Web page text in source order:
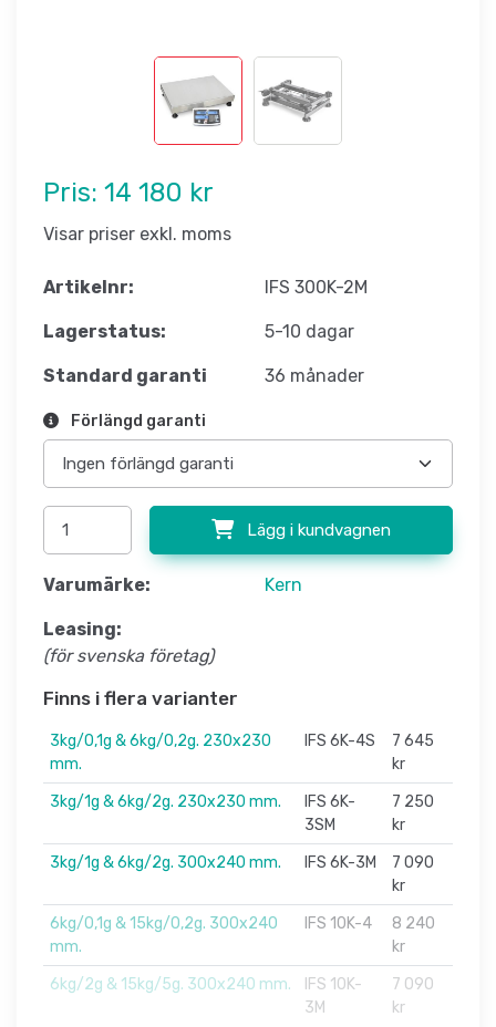
Pris: 14 180 kr
Visar priser exkl. moms
Artikelnr: IFS 300K-2M
Lagerstatus: 5-10 dagar
Standard garanti 36 månader
Förlängd garanti
Lägg i kundvagnen
Varumärke: Kern
Leasing:
(för svenska företag)
Finns i flera varianter
3kg/0,1g & 6kg/0,2g. 230x230
mm.
IFS 6K-4S
7 645
kr
3kg/1g & 6kg/2g. 230x230 mm.
IFS 6K-
3SM
7 250
kr
3kg/1g & 6kg/2g. 300x240 mm.
IFS 6K-3M
7 090
kr
6kg/0,1g & 15kg/0,2g. 300x240
mm.
IFS 10K-4
8 240
kr
6kg/2g & 15kg/5g. 300x240 mm.
IFS 10K-
3M
7 090
kr